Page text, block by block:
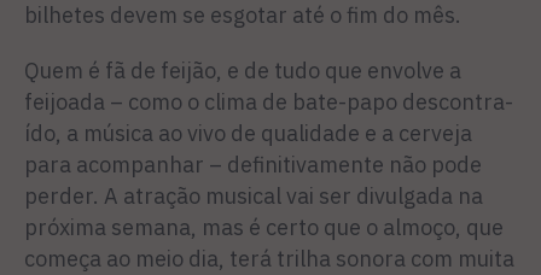
bilhetes devem se esgotar até o fim do mês.
Quem é fã de feijão, e de tudo que envolve a
feijoada – como o clima de bate-papo descontra­
ído, a música ao vivo de quali­dade e a cerveja
para acompa­nhar – definitivamente não pode
perder. A atração musical vai ser divulgada na
próxima semana, mas é certo que o almoço, que
começa ao meio dia, terá trilha sonora com muita